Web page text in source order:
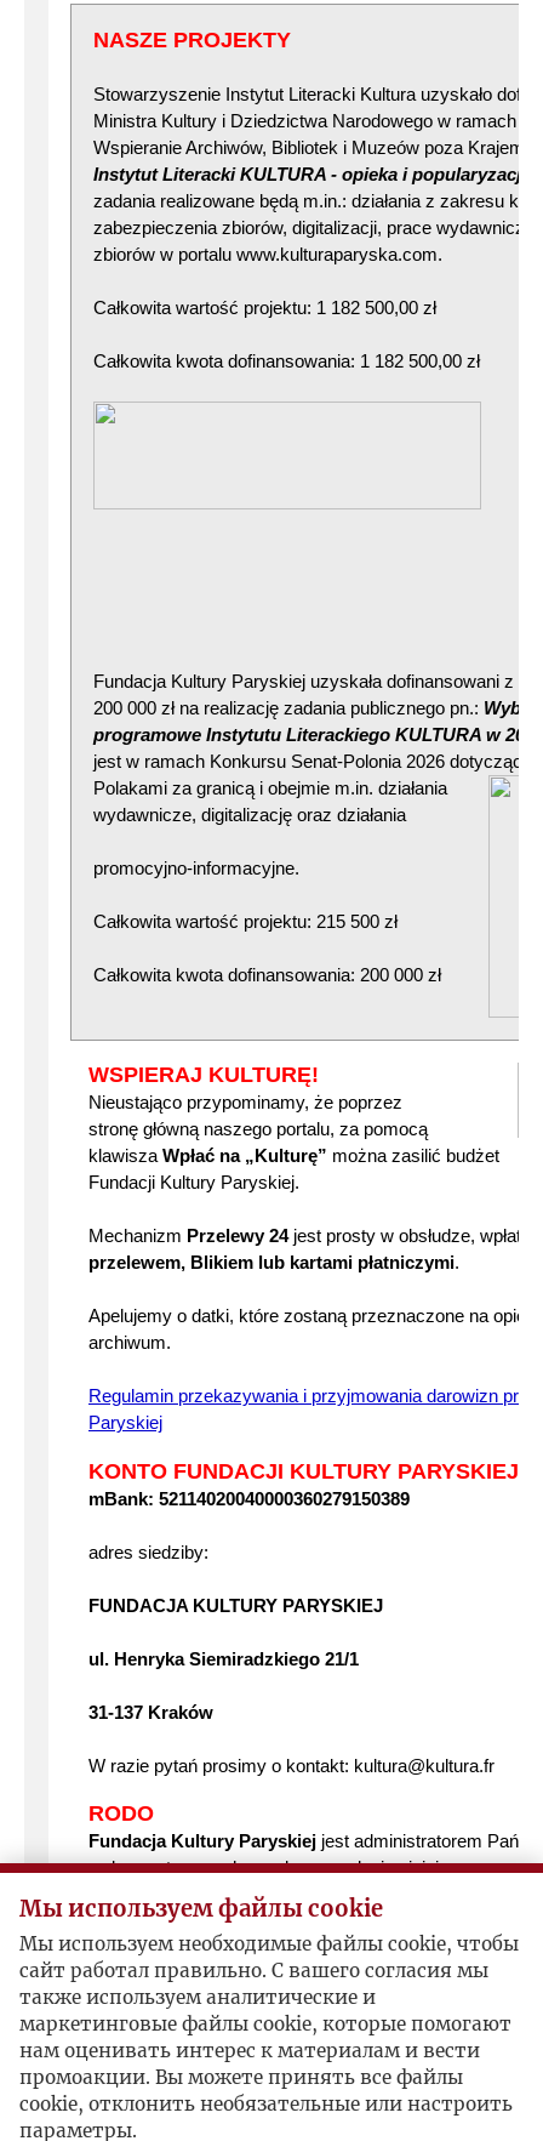
NASZE PROJEKTY
Stowarzyszenie Instytut Literacki Kultura uzyskało
Ministra Kultury i Dziedzictwa Narodowego w ramach
Wspieranie Archiwów, Bibliotek i Muzeów poza Krajem
Instytut Literacki KULTURA - opieka i popularyzacja
zadania realizowane będą m.in.: działania z zakresu
zabezpieczenia zbiorów, digitalizacji, prace wydawnicze
zbiorów w portalu www.kulturaparyska.com.
Całkowita wartość projektu: 1 182 500,00 zł
Całkowita kwota dofinansowania: 1 182 500,00 zł
Fundacja Kultury Paryskiej uzyskała dofinansowani z
200 000 zł na realizację zadania publicznego pn.:
programowe Instytutu Literackiego KULTURA w
jest w ramach Konkursu Senat-Polonia 2026
Polakami za granicą i obejmie m.in. działania
wydawnicze, digitalizację oraz działania
promocyjno-informacyjne.
Całkowita wartość projektu: 215 500 zł
Całkowita kwota dofinansowania: 200 000 zł
WSPIERAJ KULTURĘ!
Nieustająco przypominamy, że poprzez
stronę główną naszego portalu, za pomocą
klawisza Wpłać na „Kulturę” można zasilić budżet
Fundacji Kultury Paryskiej.
Mechanizm Przelewy 24jest prosty w obsłudze, wpłat
przelewem, Blikiem lub kartami płatniczymi.
Apelujemy o datki, które zostaną przeznaczone na
archiwum.
Regulamin przekazywania i przyjmowania darowizn
Paryskiej
KONTO FUNDACJI KULTURY PARYSKIEJ I
mBank: 52114020040000360279150389
adres siedziby:
FUNDACJA KULTURY PARYSKIEJ
ul. Henryka Siemiradzkiego 21/1
31-137 Kraków
W razie pytań prosimy o kontakt: kultura@kultura.fr
RODO
Fundacja Kultury Paryskiej jest administratorem
wykorzystywanych w celu przesyłania niniejszego
Pełna informacja RODO znajduje się na
Regulamin
Polityka bezpieczeństwa
Klauzula informacyjna dla Użytkownika
Мы используем файлы cookie
Мы используем необходимые файлы cookie, чтобы
сайт работал правильно. С вашего согласия мы
также используем аналитические и
маркетинговые файлы cookie, которые помогают
нам оценивать интерес к материалам и вести
промоакции. Вы можете принять все файлы
cookie, отклонить необязательные или настроить
параметры.